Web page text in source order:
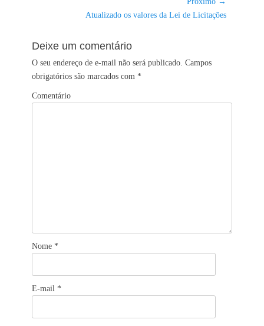
Atualizado os valores da Lei de Licitações
Deixe um comentário
O seu endereço de e-mail não será publicado. Campos
obrigatórios são marcados com *
Comentário
Nome *
E-mail *